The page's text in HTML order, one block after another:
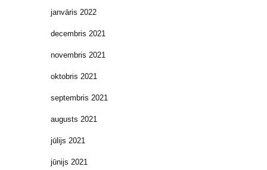
janvāris 2022
decembris 2021
novembris 2021
oktobris 2021
septembris 2021
augusts 2021
jūlijs 2021
jūnijs 2021